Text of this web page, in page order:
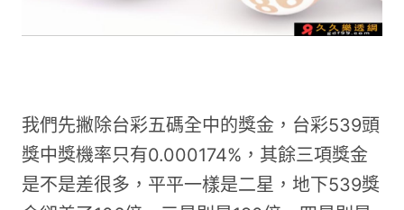
我們先撇除台彩五碼全中的獎金，台彩539頭
獎中獎機率只有0.000174%，其餘三項獎金
是不是差很多，平平一樣是二星，地下539獎